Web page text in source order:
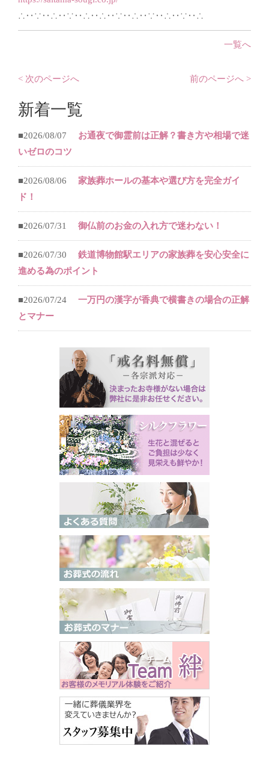
∴‥∵‥∴‥∵‥∴‥∴‥∵‥∴‥∵‥∴‥∵‥∴
一覧へ
< 次のページへ 前のページへ >
新着一覧
■2026/08/07
お通夜で御霊前は正解？書き方や相場で迷
いゼロのコツ
■2026/08/06
家族葬ホールの基本や選び方を完全ガイ
ド！
■2026/07/31 御仏前のお金の入れ方で迷わない！
■2026/07/30
鉄道博物館駅エリアの家族葬を安心安全に
進める為のポイント
■2026/07/24
一万円の漢字が香典で横書きの場合の正解
とマナー